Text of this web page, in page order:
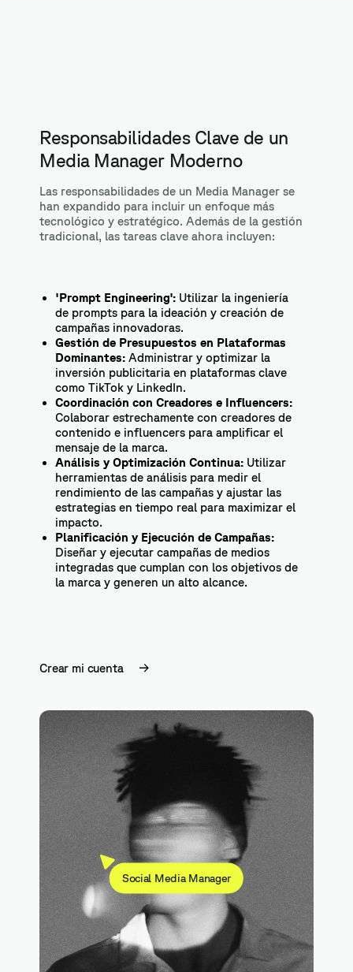
Responsabilidades Clave de un
Media Manager Moderno
Las responsabilidades de un Media Manager se
han expandido para incluir un enfoque más
tecnológico y estratégico. Además de la gestión
tradicional, las tareas clave ahora incluyen:
'Prompt Engineering': Utilizar la ingeniería
de prompts para la ideación y creación de
campañas innovadoras.
Gestión de Presupuestos en Plataformas
Dominantes: Administrar y optimizar la
inversión publicitaria en plataformas clave
como TikTok y LinkedIn.
Coordinación con Creadores e Influencers:
Colaborar estrechamente con creadores de
contenido e influencers para amplificar el
mensaje de la marca.
Análisis y Optimización Continua: Utilizar
herramientas de análisis para medir el
rendimiento de las campañas y ajustar las
estrategias en tiempo real para maximizar el
impacto.
Planificación y Ejecución de Campañas:
Diseñar y ejecutar campañas de medios
integradas que cumplan con los objetivos de
la marca y generen un alto alcance.
Crear mi cuenta
Social Media Manager